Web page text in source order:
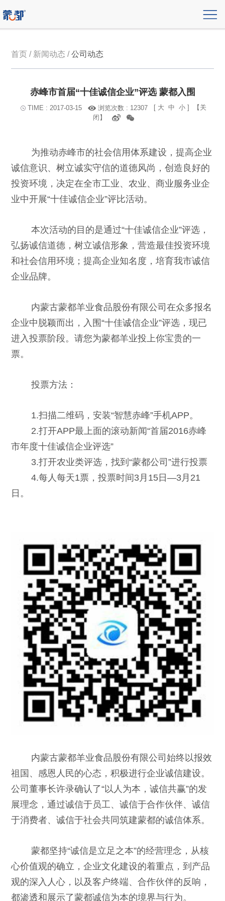
首页 / 新闻动态 /公司动态
赤峰市首届“十佳诚信企业”评选 蒙都入围
TIME : 2017-03-15 浏览次数 : 12307 [ 大 中 小 ]
【关
闭】
为推动赤峰市的社会信用体系建设，提高企业
诚信意识、树立诚实守信的道德风尚，创造良好的
投资环境，决定在全市工业、农业、商业服务业企
业中开展“十佳诚信企业”评比活动。
本次活动的目的是通过“十佳诚信企业”评选，
弘扬诚信道德，树立诚信形象，营造最佳投资环境
和社会信用环境；提高企业知名度，培育我市诚信
企业品牌。
内蒙古蒙都羊业食品股份有限公司在众多报名
企业中脱颖而出，入围“十佳诚信企业”评选，现已
进入投票阶段。请您为蒙都羊业投上你宝贵的一
票。
投票方法：
1.扫描二维码，安装“智慧赤峰”手机APP。
2.打开APP最上面的滚动新闻“首届2016赤峰
市年度十佳诚信企业评选”
3.打开农业类评选，找到“蒙都公司”进行投票
4.每人每天1票，投票时间3月15日—3月21
日。
内蒙古蒙都羊业食品股份有限公司始终以报效
祖国、感恩人民的心态，积极进行企业诚信建设。
公司董事长许录确认了“以人为本，诚信共赢”的发
展理念，通过诚信于员工、诚信于合作伙伴、诚信
于消费者、诚信于社会共同筑建蒙都的诚信体系。
蒙都坚持“诚信是立足之本”的经营理念，从核
心价值观的确立，企业文化建设的着重点，到产品
观的深入人心，以及客户终端、合作伙伴的反响，
都渗透和展示了蒙都诚信为本的境界与行为。